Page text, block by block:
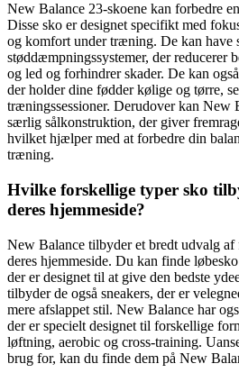
New Balance 23-skoene kan forbedre
Disse sko er designet specifikt med
og komfort under træning. De kan have
støddæmpningssystemer, der reducerer
og led og forhindrer skader. De kan
der holder dine fødder kølige og tørre,
træningssessioner. Derudover kan New
særlig sålkonstruktion, der giver
hvilket hjælper med at forbedre din
træning.
Hvilke forskellige typer sko
deres hjemmeside?
New Balance tilbyder et bredt udvalg af
deres hjemmeside. Du kan finde
der er designet til at give den bedste
tilbyder de også sneakers, der er
mere afslappet stil. New Balance har
der er specielt designet til forskellige
løftning, aerobic og cross-training.
brug for, kan du finde dem på New